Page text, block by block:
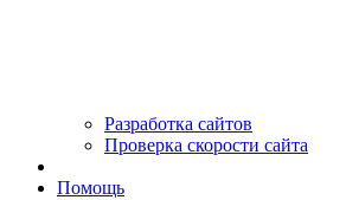
Разработка сайтов
Проверка скорости сайта
Помощь